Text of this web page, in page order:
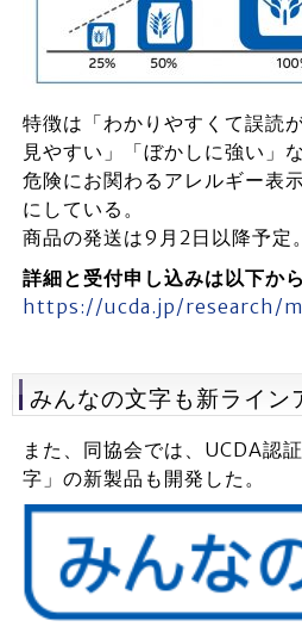
特徴は「わかりやすくて誤読
見やすい」「ぼかしに強い」
危険にお関わるアレルギー表
にしている。
商品の発送は9月2日以降予定。
詳細と受付申し込みは以下から
https://ucda.jp/research/
みんなの文字も新ライン
また、同協会では、UCDA認
字」の新製品も開発した。